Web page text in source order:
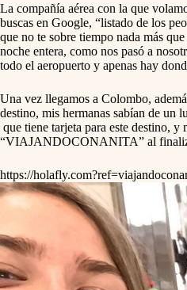
La compañía aérea con la que
buscas en Google, “listado de los
que no te sobre tiempo nada más
noche entera, como nos pasó a
todo el aeropuerto y apenas hay
Una vez llegamos a Colombo,
destino, mis hermanas sabían de un
que tiene tarjeta para este destino,
“VIAJANDOCONANITA” al
https://